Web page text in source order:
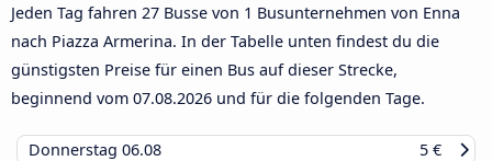
Jeden Tag fahren 27 Busse von 1 Busunternehmen von Enna
nach Piazza Armerina. In der Tabelle unten findest du die
günstigsten Preise für einen Bus auf dieser Strecke,
beginnend vom 07.08.2026 und für die folgenden Tage.
Donnerstag 06.08
5 €